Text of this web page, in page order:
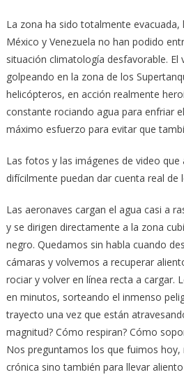
La zona ha sido totalmente evacuada,
México y Venezuela no han podido
situación climatología desfavorable. El
golpeando en la zona de los
helicópteros, en acción realmente
constante rociando agua para enfriar
máximo esfuerzo para evitar que
Las fotos y las imágenes de video
difícilmente puedan dar cuenta real de
Las aeronaves cargan el agua casi a
y se dirigen directamente a la zona
negro. Quedamos sin habla cuando
cámaras y volvemos a recuperar
rociar y volver en línea recta a cargar.
en minutos, sorteando el inmenso
trayecto una vez que están
magnitud? Cómo respiran? Cómo
Nos preguntamos los que fuimos
crónica sino también para llevar